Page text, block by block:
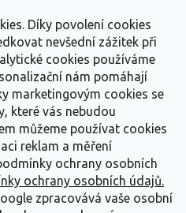
Díky povolení cookies
nevšední zážitek při
cookies používáme
nám pomáhají
marketingovým cookies se
které vás nebudou
můžeme používat cookies
reklam a měření
ochrany osobních
ochrany osobních údajů.
zpracovává vaše osobní